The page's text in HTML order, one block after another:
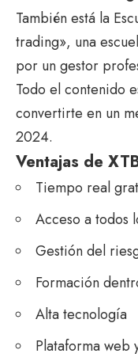
También está la
trading», una
por un gestor
Todo el contenido
convertirte en un
2024.
Ventajas de
Tiempo real
Acceso a todos
Gestión del
Formación
Alta tecnología
Plataforma web